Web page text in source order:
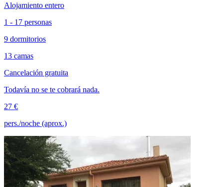
Alojamiento entero
1 - 17 personas
9 dormitorios
13 camas
Cancelación gratuita
Todavía no se te cobrará nada.
27 €
pers./noche (aprox.)